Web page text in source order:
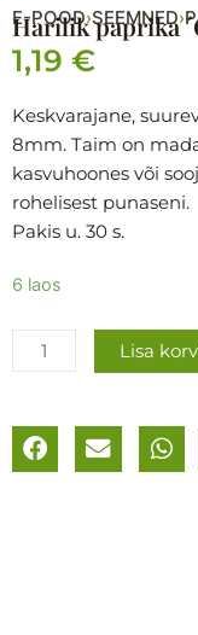
E-POOD›SEEMNED›
Harilik paprika
1,19 €
Keskvarajane,
8mm. Taim on
kasvuhoones või
rohelisest punaseni.
Pakis u. 30 s.
6 laos
Harilik
´Granova
´
Lisa